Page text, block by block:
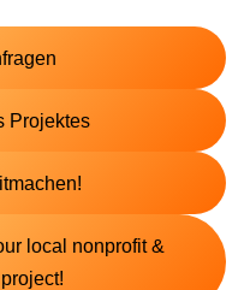
Projektes
local nonprofit &